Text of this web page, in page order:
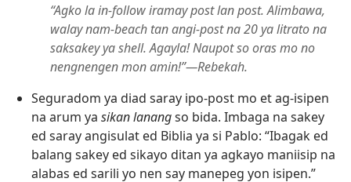
“Agko la in-follow iramay post lan post. Alimbawa,
walay nam-beach tan angi-post na 20 ya litrato na
saksakey ya shell. Agayla! Naupot so oras mo no
nengnengen mon amin!”​—Rebekah.
Seguradom ya diad saray ipo-post mo et ag-isipen
na arum ya sikan lanangso bida. Imbaga na sakey
ed saray angisulat ed Biblia ya si Pablo: “Ibagak ed
balang sakey ed sikayo ditan ya agkayo maniisip na
alabas ed sarili yo nen say manepeg yon isipen.”